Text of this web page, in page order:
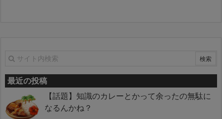
最近の投稿
【話題】知識のカレーとかって余ったの無駄に
なるんかね？